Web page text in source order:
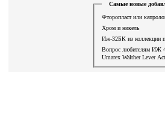
Самые новые
Фторопласт или
Хром и никель
Иж-32БК из коллекции
Вопрос любителям ИЖ
Umarex Walther Lever